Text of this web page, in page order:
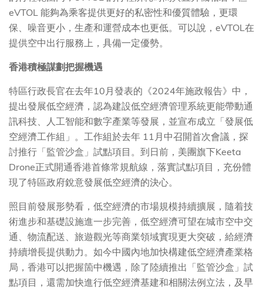
eVTOL 能夠為乘客提供更好的私密性和優質體驗，更環
保、噪音更小，生產和運營成本也更低。可以說，eVTOL在
提供空中出行服務上，具備一定優勢。
香港積極謀劃把握機遇
特區行政長官在去年10月發表的《2024年施政報告》中，
提出發展低空經濟，認為建設低空經濟管理系統更能帶動通
訊科技、人工智能和數字產業等發展，並宣布成立「發展低
空經濟工作組」。工作組於去年 11月中召開首次會議，探
討推行「監管沙盒」試點項目。到日前，美團旗下Keeta
Drone正式開通香港首條常規航線，落實試點項目，充份體
現了特區政府銳意發展低空經濟的決心。
照目前發展形勢看，低空經濟的市場規模持續擴展，隨着技
術進步和基礎設施進一步完善，低空經濟可望在城市空中交
通、物流配送、旅遊觀光等商業領域實現更大突破，給經濟
持續增長提供動力。如今中國內地加快構建低空經濟產業格
局，香港可以把握箇中機遇，除了陸續推出「監管沙盒」試
點項目，還需加快進行低空經濟基建和相關法例立法，及早